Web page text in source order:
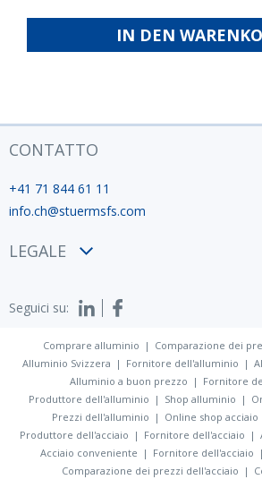
fabbrica
IN DEN
CONTATTO
+41 71 844 61 11
info.ch@stuermsfs.com
LEGALE
Privacy policy
Seguici su:
Comprare alluminio
Comparazione dei
Alluminio Svizzera
Fornitore dell'alluminio
Alluminio a buon prezzo
Fornitore
Produttore dell'alluminio
Shop alluminio
Prezzi dell'alluminio
Online shop acciaio
Produttore dell'acciaio
Fornitore dell'acciaio
Acciaio conveniente
Fornitore dell'acciaio
Comparazione dei prezzi dell'acciaio